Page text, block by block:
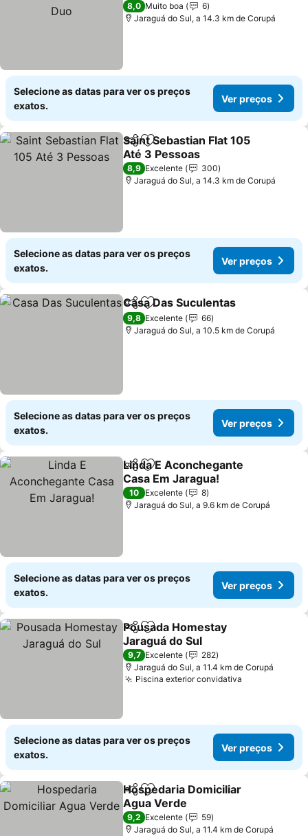
8,0 Muito boa
6
Jaraguá do Sul, a 14.3 km de Corupá
Selecione as datas para ver os preços
exatos.
Ver preços
PartilharAdicionar aos favoritos
Saint Sebastian Flat 105
Até 3 Pessoas
8,9 Excelente
300
Jaraguá do Sul, a 14.3 km de Corupá
Selecione as datas para ver os preços
exatos.
Ver preços
PartilharAdicionar aos favoritos
Casa Das Suculentas
9,8 Excelente
66
Jaraguá do Sul, a 10.5 km de Corupá
Selecione as datas para ver os preços
exatos.
Ver preços
PartilharAdicionar aos favoritos
Linda E Aconchegante
Casa Em Jaragua!
10 Excelente
8
Jaraguá do Sul, a 9.6 km de Corupá
Selecione as datas para ver os preços
exatos.
Ver preços
PartilharAdicionar aos favoritos
Pousada Homestay
Jaraguá do Sul
9,7 Excelente
282
Jaraguá do Sul, a 11.4 km de Corupá
Piscina exterior convidativa
Selecione as datas para ver os preços
exatos.
Ver preços
PartilharAdicionar aos favoritos
Hospedaria Domiciliar
Agua Verde
9,2 Excelente
59
Jaraguá do Sul, a 11.4 km de Corupá